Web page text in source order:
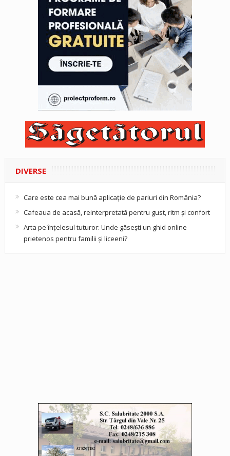
DIVERSE
Care este cea mai bună aplicație de pariuri din România?
Cafeaua de acasă, reinterpretată pentru gust, ritm și confort
Arta pe înțelesul tuturor: Unde găsești un ghid online
prietenos pentru familii și liceeni?